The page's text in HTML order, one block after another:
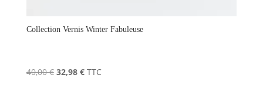
Collection Vernis Winter Fabuleuse
40,00€ Le
32,98 €Le
TTC